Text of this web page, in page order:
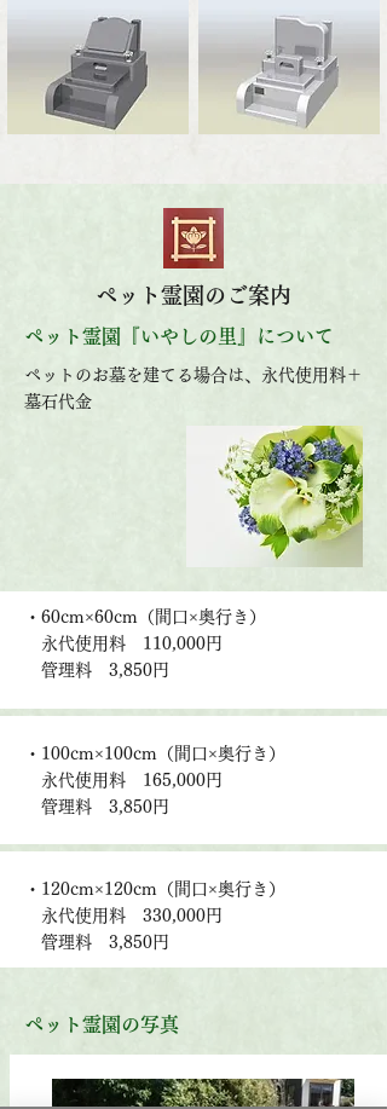
ペット霊園のご案内
ペット霊園『いやしの里』について
ペットのお墓を建てる場合は、永代使用料＋
墓石代金
・60cm×60cm（間口×奥行き）
永代使用料 110,000円
管理料 3,850円
・100cm×100cm（間口×奥行き）
永代使用料 165,000円
管理料 3,850円
・120cm×120cm（間口×奥行き）
永代使用料 330,000円
管理料 3,850円
ペット霊園の写真